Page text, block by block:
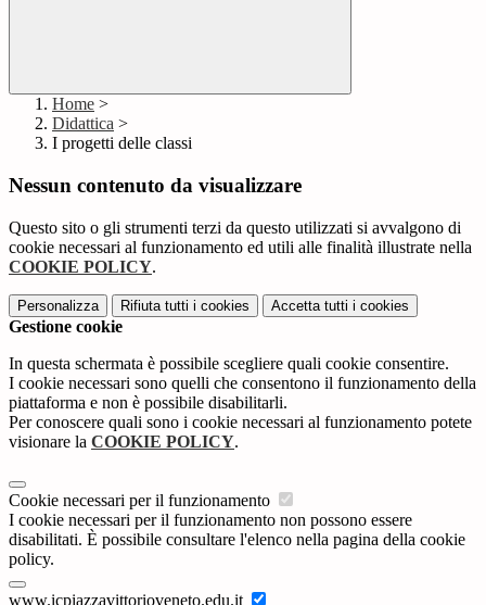
Home >
Didattica >
I progetti delle classi
Nessun contenuto da visualizzare
Questo sito o gli strumenti terzi da questo utilizzati si avvalgono di
cookie necessari al funzionamento ed utili alle finalità illustrate nella
COOKIE POLICY.
Personalizza Rifiuta tutti i cookies Accetta tutti i cookies
Gestione cookie
In questa schermata è possibile scegliere quali cookie consentire.
I cookie necessari sono quelli che consentono il funzionamento della
piattaforma e non è possibile disabilitarli.
Per conoscere quali sono i cookie necessari al funzionamento potete
visionare la COOKIE POLICY.
Cookie necessari per il funzionamento
I cookie necessari per il funzionamento non possono essere
disabilitati. È possibile consultare l'elenco nella pagina della cookie
policy.
www.icpiazzavittorioveneto.edu.it